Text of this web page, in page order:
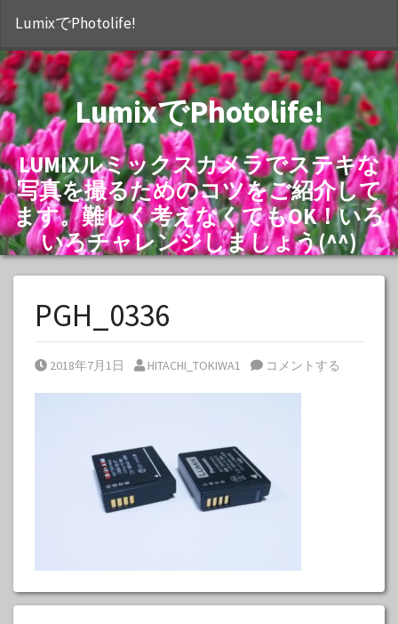
LumixでPhotolife!
LumixでPhotolife!
LUMIXルミックスカメラでステキな
写真を撮るためのコツをご紹介して
ます。難しく考えなくてもOK！いろ
いろチャレンジしましょう(^^)
PGH_0336
Posted on
2018年7月1日 Posted by
HITACHI_TOKIWA1 コメントする